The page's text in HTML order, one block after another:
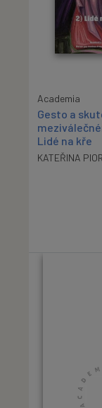
Academia
Gesto a
Lidé na kře
KATEŘINA